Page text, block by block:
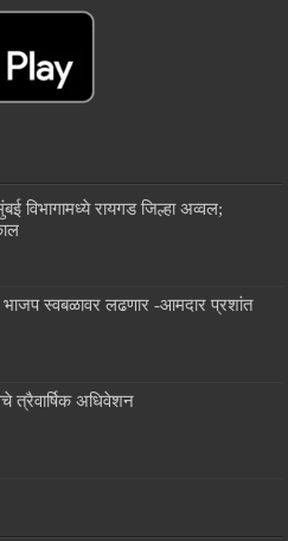
मुंबई विभागामध्ये रायगड जिल्हा अव्वल;
स्वबळावर लढणार -आमदार प्रशांत
त्रैवार्षिक अधिवेशन